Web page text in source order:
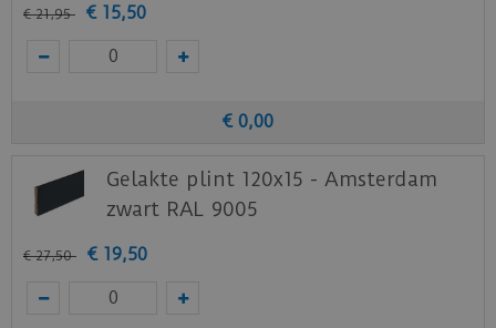
€ 21,95 € 15,50
€ 0,00
Gelakte plint 120x15 - Amsterdam
zwart RAL 9005
€ 27,50 € 19,50